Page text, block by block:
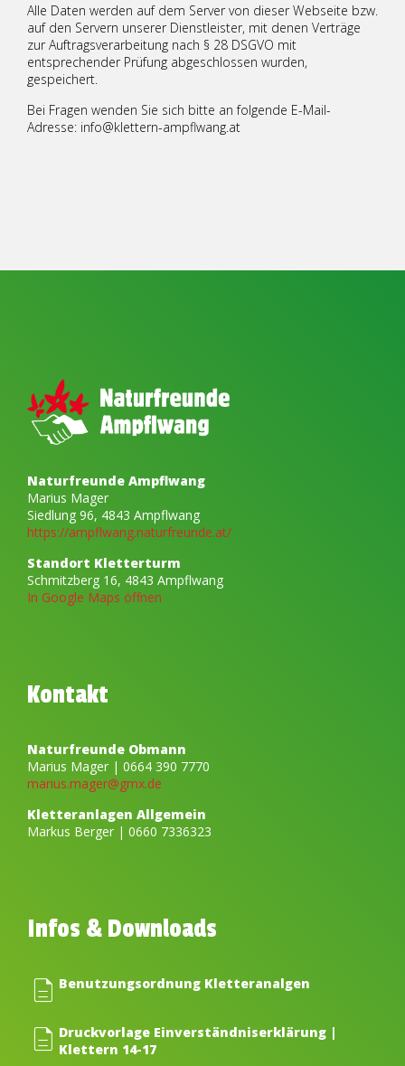
Alle Daten werden auf dem Server von dieser Webseite bzw.
auf den Servern unserer Dienstleister, mit denen Verträge
zur Auftragsverarbeitung nach § 28 DSGVO mit
entsprechender Prüfung abgeschlossen wurden,
gespeichert.
Bei Fragen wenden Sie sich bitte an folgende E-Mail-
Adresse: info@klettern-ampflwang.at
Naturfreunde Ampflwang
Marius Mager
Siedlung 96, 4843 Ampflwang
https://ampflwang.naturfreunde.at/
Standort Kletterturm
Schmitzberg 16, 4843 Ampflwang
In Google Maps öffnen
Kontakt
Naturfreunde Obmann
Marius Mager | 0664 390 7770
marius.mager@gmx.de
Kletteranlagen Allgemein
Markus Berger | 0660 7336323
Infos & Downloads
description Benutzungsordnung Kletteranalgen
description Druckvorlage Einverständniserklärung |
Klettern 14-17